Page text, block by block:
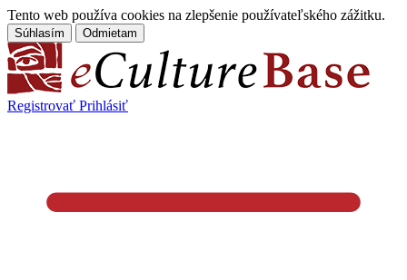
Tento web používa cookies na zlepšenie používateľského zážitku.
Súhlasím Odmietam
Registrovať Prihlásiť